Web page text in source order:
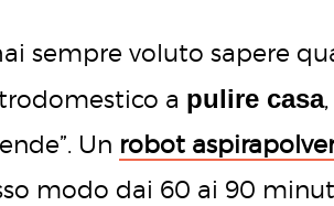
sempre voluto sapere
a pulire casa
Un robot
modo dai 60 ai 90